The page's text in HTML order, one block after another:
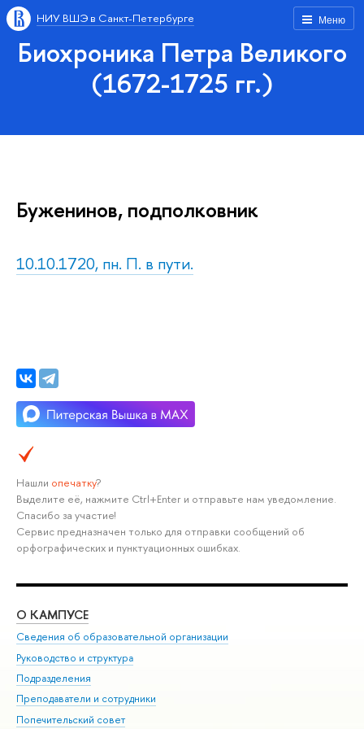
Меню
НИУ ВШЭ в Санкт-Петербурге
Биохроника Петра Великого
(1672-1725 гг.)
Буженинов, подполковник
10.10.1720, пн. П. в пути.
Нашли опечатку?
Выделите её, нажмите Ctrl+Enter и отправьте нам уведомление.
Спасибо за участие!
Сервис предназначен только для отправки сообщений об
орфографических и пунктуационных ошибках.
О КАМПУСЕ
Сведения об образовательной организации
Руководство и структура
Подразделения
Преподаватели и сотрудники
Попечительский совет